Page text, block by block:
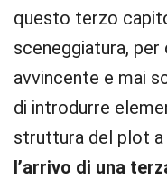
questo terzo
sceneggiatura,
avvincente e mai
di introdurre
struttura del plot a
l’arrivo di una